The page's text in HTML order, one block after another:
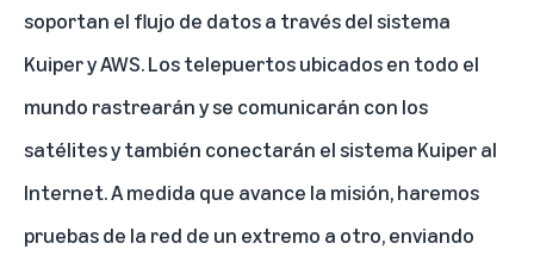
soportan el flujo de datos a través del sistema
Kuiper y AWS. Los telepuertos ubicados en todo el
mundo rastrearán y se comunicarán con los
satélites y también conectarán el sistema Kuiper al
Internet. A medida que avance la misión, haremos
pruebas de la red de un extremo a otro, enviando